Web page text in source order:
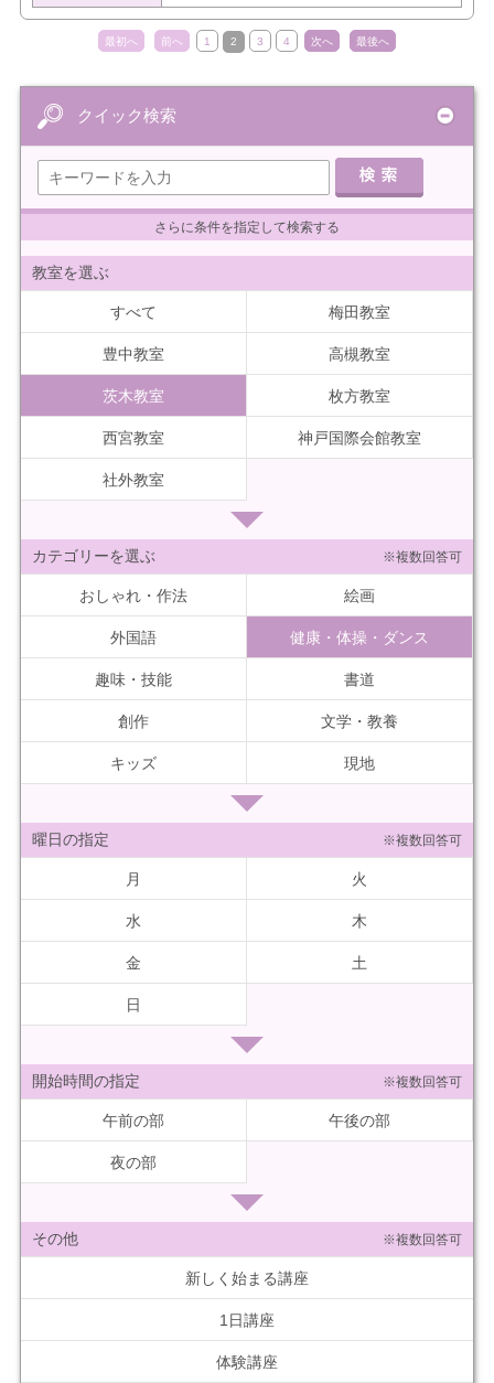
最初へ 前へ 1 2 3 4 次へ 最後へ
クイック検索
さらに条件を指定して検索する
教室を選ぶ
すべて 梅田教室
豊中教室 高槻教室
茨木教室 枚方教室
西宮教室 神戸国際会館教室
社外教室
カテゴリーを選ぶ ※複数回答可
おしゃれ・作法 絵画
外国語 健康・体操・ダンス
趣味・技能 書道
創作 文学・教養
キッズ 現地
曜日の指定 ※複数回答可
月 火
水 木
金 土
日
開始時間の指定 ※複数回答可
午前の部 午後の部
夜の部
その他 ※複数回答可
新しく始まる講座
1日講座
体験講座